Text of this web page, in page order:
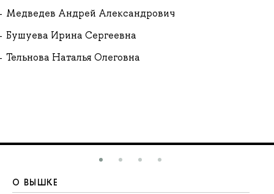
Медведев Андрей Александрович
Бушуева Ирина Сергеевна
Тельнова Наталья Олеговна
О ВЫШКЕ